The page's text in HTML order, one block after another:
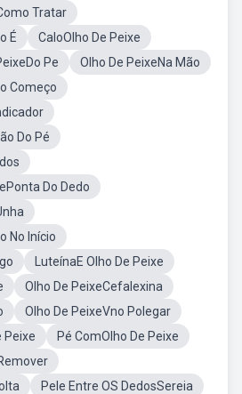
Tratar
É
CaloOlho De Peixe
Pe
Olho De PeixeNa Mão
Começo
Do Pé
Do Dedo
No Início
LuteínaE Olho De Peixe
Olho De PeixeCefalexina
Olho De PeixeVno Polegar
Peixe
Pé ComOlho De Peixe
Pele Entre OS DedosSereia